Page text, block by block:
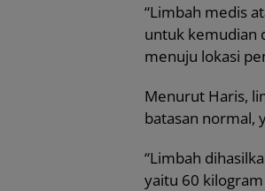
“Limbah medis
untuk kemudian
menuju lokasi
Menurut Haris,
batasan normal,
“Limbah
yaitu 60